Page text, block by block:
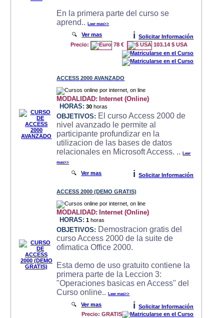
En la primera parte del curso se
aprend..Leer mas>>
🔍Ver mas i
Solicitar Información
Precio:
78 € 103.14 $ USA
ACCESS 2000 AVANZADO
MODALIDAD: Internet (Online)
HORAS: 30 horas
OBJETIVOS: El curso Access 2000 de
nivel avanzado le permite al
participante profundizar en la
utilizacion de las bases de datos
relacionales en Microsoft Access. ..Leer
mas>>
🔍Ver mas i Solicitar Información
ACCESS 2000 (DEMO GRATIS)
MODALIDAD: Internet (Online)
HORAS: 1 horas
OBJETIVOS: Demostracion gratis del
curso Access 2000 de la suite de
ofimatica Office 2000.
Esta demo de uso gratuito contiene la
primera parte de la Leccion 3:
"Operaciones basicas en Access" del
Curso online..Leer mas>>
🔍Ver mas i
Solicitar Información
Precio: GRATIS